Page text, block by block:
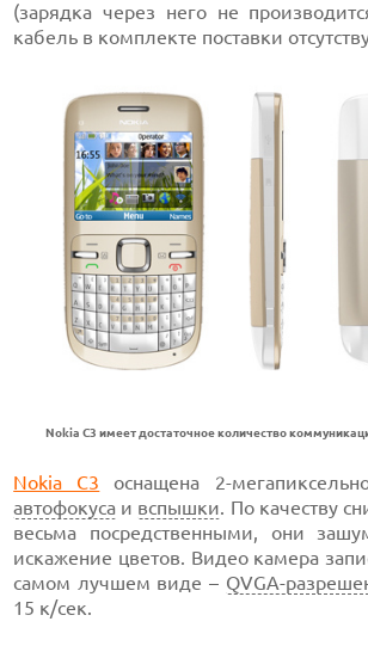
(зарядка через него не
кабель в комплекте поставки
Nokia C3 имеет достаточное количество
Nokia C3 оснащена 2-
автофокуса и вспышки. По качеству
весьма посредственными, они
искажение цветов. Видео камера
самом лучшем виде – QVGA-
15 к/сек.